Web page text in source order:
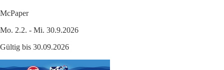
McPaper
Mo. 2.2. - Mi. 30.9.2026
Gültig bis 30.09.2026